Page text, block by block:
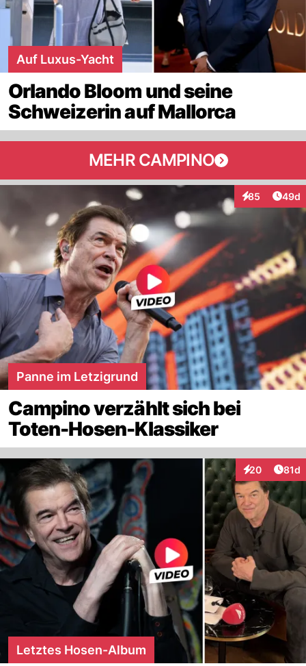
Auf Luxus-Yacht
Orlando Bloom und seine
Schweizerin auf Mallorca
MEHR CAMPINO
85
Interaktionen
49d
Panne im Letzigrund
Campino verzählt sich bei
Toten-Hosen-Klassiker
20
Interaktionen
81d
Letztes Hosen-Album